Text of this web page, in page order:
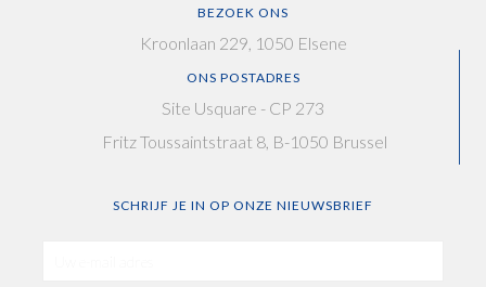
BEZOEK ONS
Kroonlaan 229, 1050 Elsene
ONS POSTADRES
Site Usquare - CP 273
Fritz Toussaintstraat 8, B-1050 Brussel
SCHRIJF JE IN OP ONZE NIEUWSBRIEF